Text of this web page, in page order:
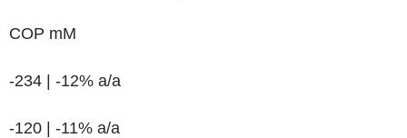
COP mM
-234 | -12% a/a
-120 | -11% a/a